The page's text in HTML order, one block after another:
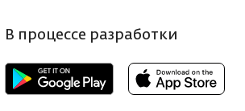
BRS
ВЕС ПРИМАНКИ
ЦВЕТ БЛЕСНЫ BRS
В процессе разработки